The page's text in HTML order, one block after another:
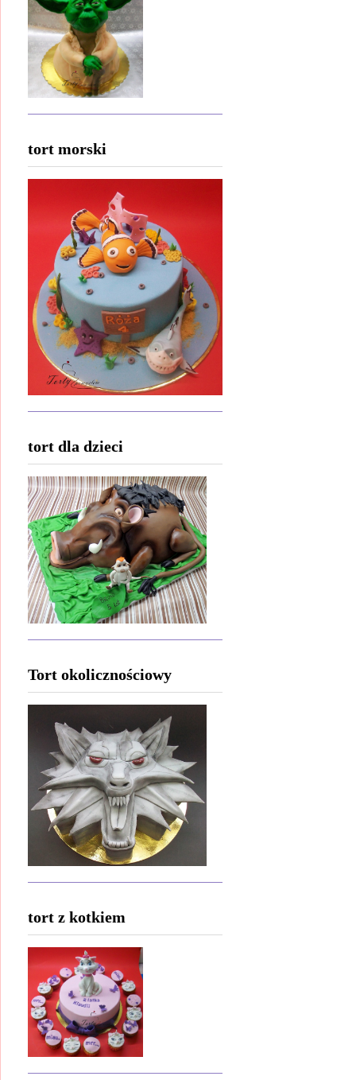
tort morski
tort dla dzieci
Tort okolicznościowy
tort z kotkiem